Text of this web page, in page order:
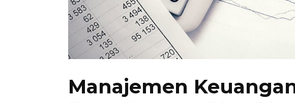
Manajemen